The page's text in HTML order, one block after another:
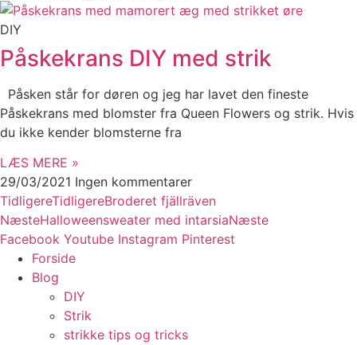
DIY
Påskekrans DIY med strik
Påsken står for døren og jeg har lavet den fineste
Påskekrans med blomster fra Queen Flowers og strik. Hvis
du ikke kender blomsterne fra
LÆS MERE »
29/03/2021 Ingen kommentarer
TidligereTidligereBroderet fjällräven
NæsteHalloweensweater med intarsiaNæste
Facebook Youtube Instagram Pinterest
Forside
Blog
DIY
Strik
strikke tips og tricks